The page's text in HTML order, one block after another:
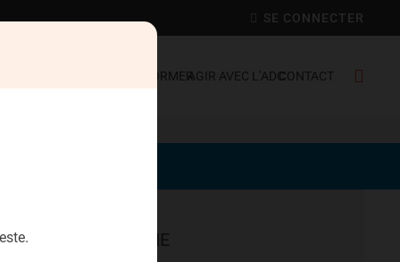
SE CONNECTER
S’INFORMERAGIR AVEC L’ADCCONTACT
EPARGNE